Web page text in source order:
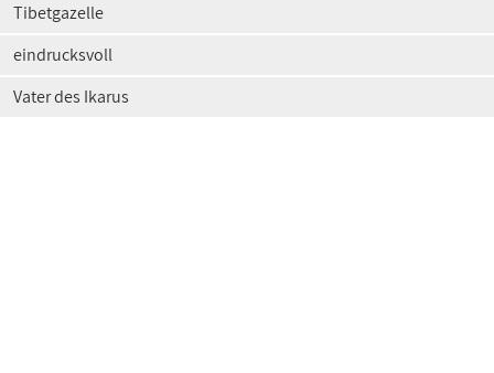
Tibetgazelle
eindrucksvoll
Vater des Ikarus